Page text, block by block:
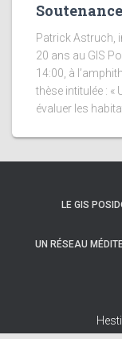
Patrick Astruch,
20 ans au GIS
14:00, à
thèse intitulée :
évaluer les
LE GIS
UN RÉSEAU